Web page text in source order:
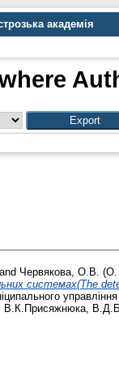
академія
and Червякова, О.В.
В.К.Присяжнюка,